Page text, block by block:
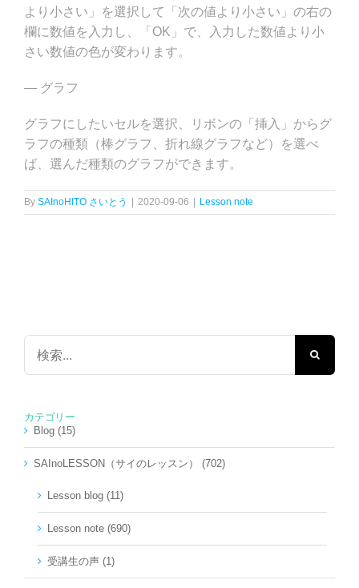
より小さい」を選択して「次の値より小さい」の右の
欄に数値を入力し、「OK」で、入力した数値より小
さい数値の色が変わります。
— グラフ
グラフにしたいセルを選択、リボンの「挿入」からグ
ラフの種類（棒グラフ、折れ線グラフなど）を選べ
ば、選んだ種類のグラフができます。
By SAInoHITO さいとう 2020-09-06 Lesson note
検
…
カテゴリー
Blog (15)
SAInoLESSON（サイのレッスン） (702)
Lesson blog (11)
Lesson note (690)
受講生の声 (1)